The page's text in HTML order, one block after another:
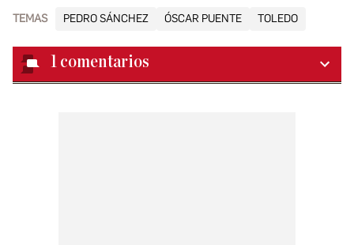
TEMAS PEDRO SÁNCHEZ ÓSCAR PUENTE TOLEDO
1 comentarios